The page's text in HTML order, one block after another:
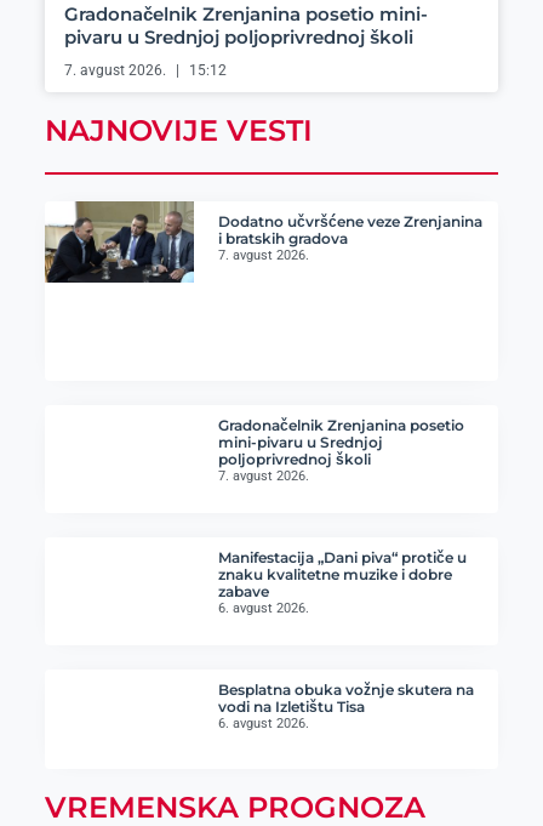
Gradonačelnik Zrenjanina posetio mini-
pivaru u Srednjoj poljoprivrednoj školi
7. avgust 2026. 15:12
NAJNOVIJE VESTI
Dodatno učvršćene veze Zrenjanina
i bratskih gradova
7. avgust 2026.
Gradonačelnik Zrenjanina posetio
mini-pivaru u Srednjoj
poljoprivrednoj školi
7. avgust 2026.
Manifestacija „Dani piva“ protiče u
znaku kvalitetne muzike i dobre
zabave
6. avgust 2026.
Besplatna obuka vožnje skutera na
vodi na Izletištu Tisa
6. avgust 2026.
VREMENSKA PROGNOZA